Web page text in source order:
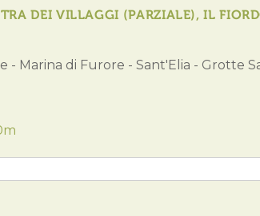
DEI VILLAGGI (PARZIALE), IL
- Marina di Furore - Sant'Elia - Grotte